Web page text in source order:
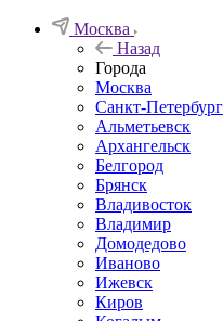
Москва
Назад
Города
Москва
Санкт-Петербург
Альметьевск
Архангельск
Белгород
Брянск
Владивосток
Владимир
Домодедово
Иваново
Ижевск
Киров